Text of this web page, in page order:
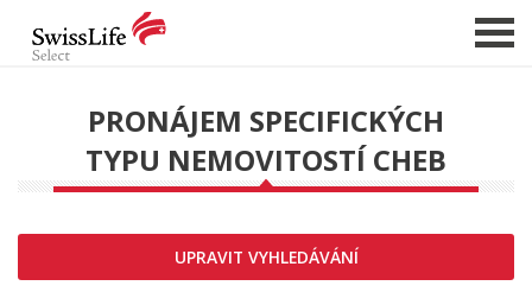
NABÍDKA NEMOVITOSTÍ
CHCI PRODAT / PRONAJMOUT
HLÍDAT NOVÉ NABÍDKY
CHCI OCENIT NEMOVITOST
PRONÁJEM SPECIFICKÝCH
TYPU NEMOVITOSTÍ CHEB
UPRAVIT VYHLEDÁVÁNÍ